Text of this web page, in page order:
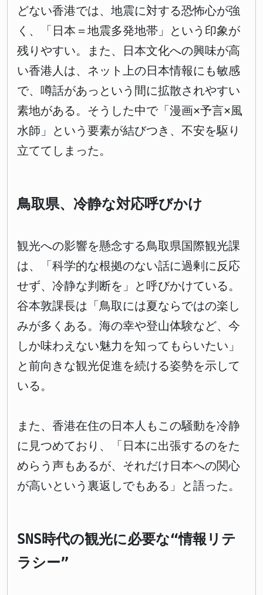
どない香港では、地震に対する恐怖心が強
く、「日本＝地震多発地帯」という印象が
残りやすい。また、日本文化への興味が高
い香港人は、ネット上の日本情報にも敏感
で、噂話があっという間に拡散されやすい
素地がある。そうした中で「漫画×予言×風
水師」という要素が結びつき、不安を駆り
立ててしまった。
鳥取県、冷静な対応呼びかけ
観光への影響を懸念する鳥取県国際観光課
は、「科学的な根拠のない話に過剰に反応
せず、冷静な判断を」と呼びかけている。
谷本敦課長は「鳥取には夏ならではの楽し
みが多くある。海の幸や登山体験など、今
しか味わえない魅力を知ってもらいたい」
と前向きな観光促進を続ける姿勢を示して
いる。
また、香港在住の日本人もこの騒動を冷静
に見つめており、「日本に出張するのをた
めらう声もあるが、それだけ日本への関心
が高いという裏返しでもある」と語った。
SNS時代の観光に必要な“情報リテ
ラシー”